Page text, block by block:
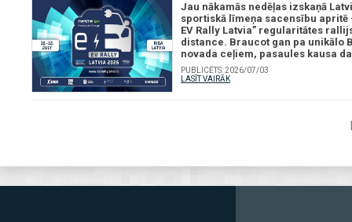
Jau nākamās nedēļas izskaņā
sportiskā līmeņa sacensību apritē
EV Rally Latvia” regularitātes
distance. Braucot gan pa unikālo
novada ceļiem, pasaules kausa
PUBLICĒTS:2026/07/03
LASĪT VAIRĀK